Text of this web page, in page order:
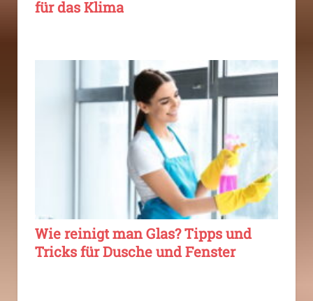
für das Klima
Wie reinigt man Glas? Tipps und
Tricks für Dusche und Fenster